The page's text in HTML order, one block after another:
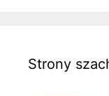
Strony